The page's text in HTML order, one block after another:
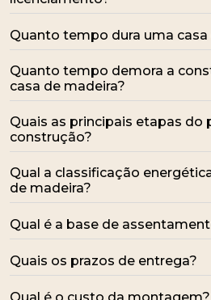
Quanto tempo dura uma casa
Quanto tempo demora a
casa de madeira?
Quais as principais etapas do
construção?
Qual a classificação
de madeira?
Qual é a base de
Quais os prazos de entrega?
Qual é o custo da montagem?